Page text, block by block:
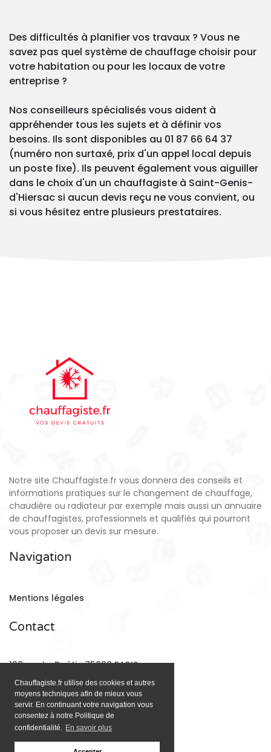
Chauffagiste.fr utilise des cookies et autres
moyens techniques afin de mieux vous
servir. En continuant votre navigation vous
consentez à notre Politique de
confidentialité. En savoir plus
Des difficultés à planifier vos travaux ? Vous ne
savez pas quel système de chauffage choisir pour
votre habitation ou pour les locaux de votre
entreprise ?
Nos conseilleurs spécialisés vous aident à
appréhender tous les sujets et à définir vos
besoins. Ils sont disponibles au 01 87 66 64 37
(numéro non surtaxé, prix d'un appel local depuis
un poste fixe). Ils peuvent également vous aiguiller
dans le choix d'un un chauffagiste à Saint-Genis-
d'Hiersac si aucun devis reçu ne vous convient, ou
si vous hésitez entre plusieurs prestataires.
Notre site Chauffagiste.fr vous donnera des conseils et
informations pratiques sur le changement de chauffage,
chaudière ou radiateur par exemple mais aussi un annuaire
de chauffagistes, professionnels et qualifiés qui pourront
vous proposer un devis sur mesure.
Navigation
Mentions légales
Contact
128 rue La Boétie 75008 PARIS
Email: contact@chauffagiste.fr